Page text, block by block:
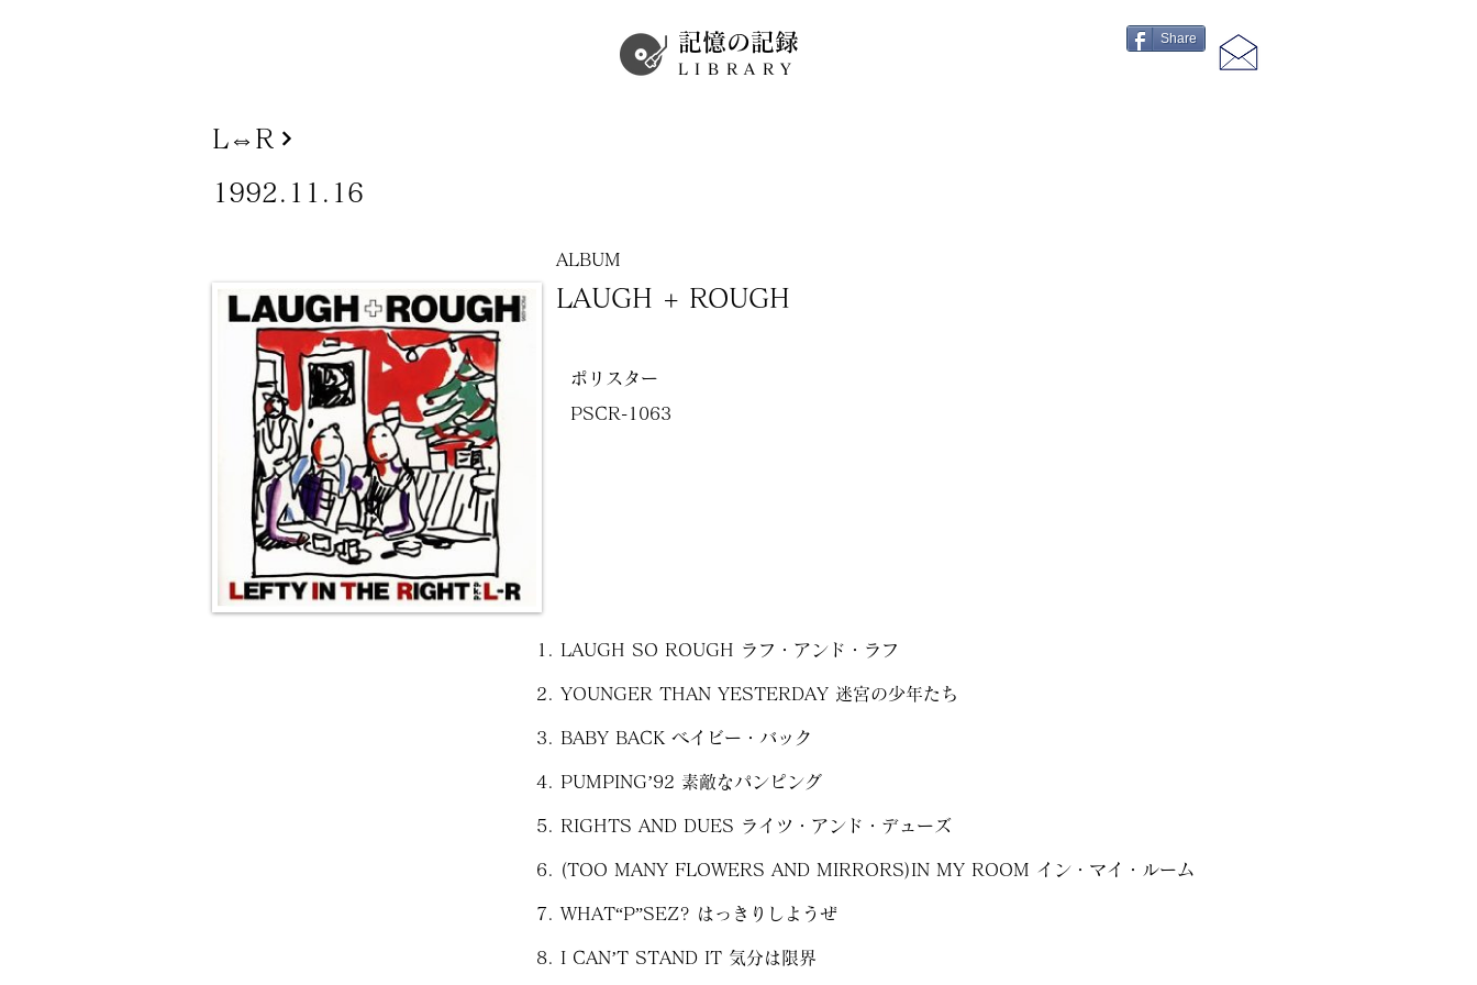
記憶の記録
LIBRARY
Share
L⇔R
1992.11.16
ALBUM
LAUGH + ROUGH
ポリスター
PSCR-1063
LAUGH SO ROUGH ラフ・アンド・ラフ
YOUNGER THAN YESTERDAY 迷宮の少年たち
BABY BACK ベイビー・バック
PUMPING’92 素敵なパンピング
RIGHTS AND DUES ライツ・アンド・デューズ
(TOO MANY FLOWERS AND MIRRORS)IN MY ROOM イン・マイ・ルーム
WHAT“P”SEZ? はっきりしようぜ
I CAN’T STAND IT 気分は限界